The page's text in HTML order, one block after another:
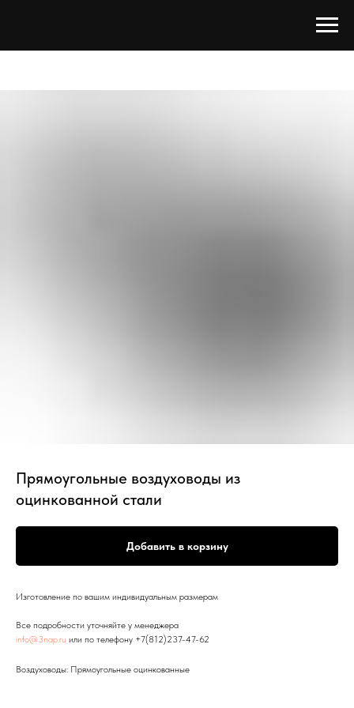
Прямоугольные воздуховоды из
оцинкованной стали
Добавить в корзину
Изготовление по вашим индивидуальным размерам
Все подробности уточняйте у менеджера
info@3nap.ru или по телефону +7(812)237-47-62
Воздуховоды: Прямоугольные оцинкованные